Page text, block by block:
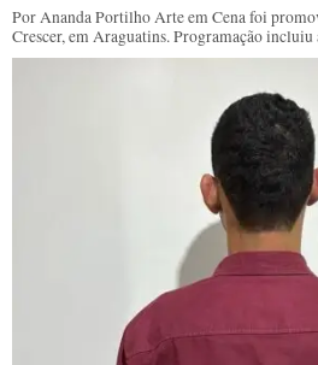
Por Ananda Portilho Arte em Cena foi
Crescer, em Araguatins. Programação incluiu